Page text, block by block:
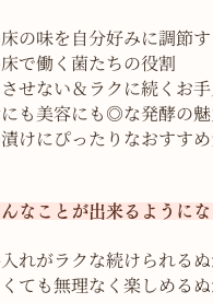
の味を自分好みに調節
で働く菌たちの役割
せない＆ラクに続くお
も美容にも◎な発酵の
けにぴったりなおすす
んなことが出来るように
れがラクな続けられる
ても無理なく楽しめる